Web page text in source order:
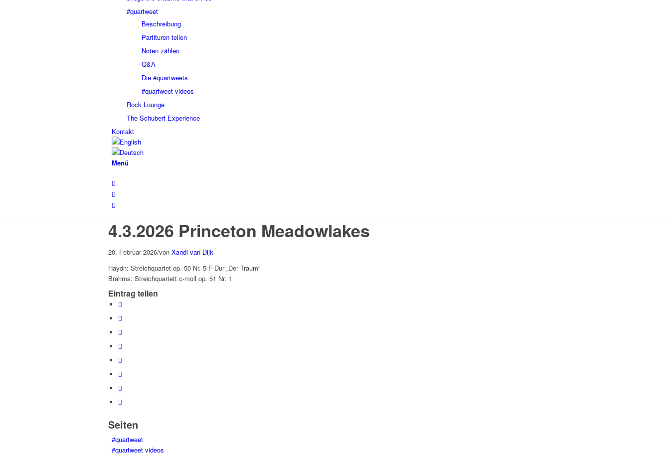
#quartweet
Beschreibung
Partituren teilen
Noten zählen
Q&A
Die #quartweets
#quartweet videos
Rock Lounge
The Schubert Experience
Kontakt
Menü
4.3.2026 Princeton Meadowlakes
20. Februar 2026/von Xandi van Dijk
Haydn: Streichquartet op. 50 Nr. 5 F-Dur „Der Traum“
Brahms: Streichquartett c-moll op. 51 Nr. 1
Eintrag teilen
Seiten
#quartweet
#quartweet videos